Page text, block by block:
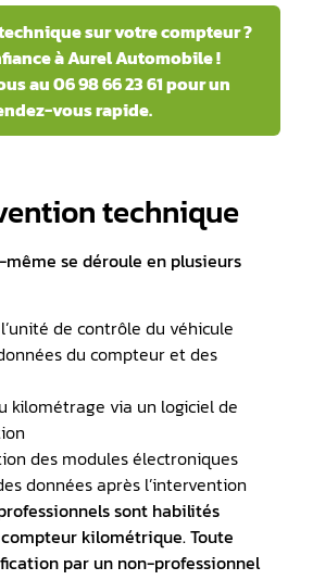
sur votre compteur ?
à Aurel Automobile !
au 06 98 66 23 61 pour un
vous rapide.
technique
se déroule en plusieurs
de contrôle du véhicule
du compteur et des
kilométrage via un logiciel de
des modules électroniques
données après l’intervention
sont habilités
kilométrique. Toute
par un non-professionnel